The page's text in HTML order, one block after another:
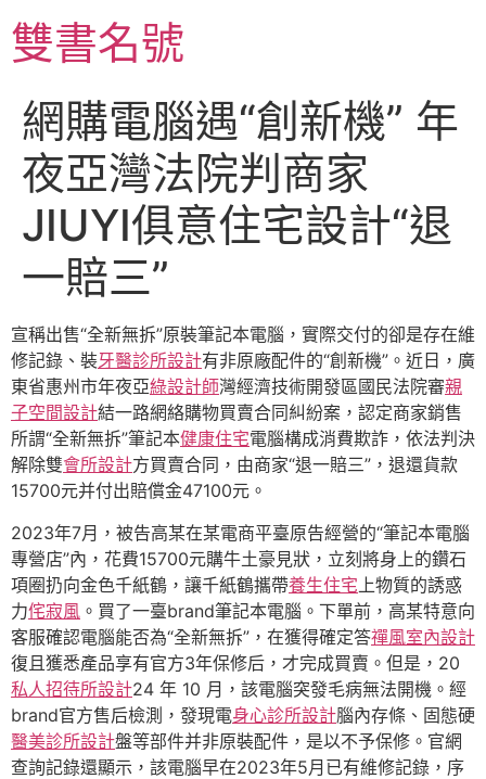
至
主雙書名號
網購電腦遇“創新機” 年
夜亞灣法院判商家
JIUYI俱意住宅設計“退
一賠三”
宣稱出售“全新無拆”原裝筆記本電腦，實際交付的卻是存在維
修記錄、裝牙醫診所設計有非原廠配件的“創新機”。近日，廣
東省惠州市年夜亞綠設計師灣經濟技術開發區國民法院審親
子空間設計結一路網絡購物買賣合同糾紛案，認定商家銷售
所謂“全新無拆”筆記本健康住宅電腦構成消費欺詐，依法判決
解除雙會所設計方買賣合同，由商家“退一賠三”，退還貨款
15700元并付出賠償金47100元。
2023年7月，被告高某在某電商平臺原告經營的“筆記本電腦
專營店”內，花費15700元購牛土豪見狀，立刻將身上的鑽石
項圈扔向金色千紙鶴，讓千紙鶴攜帶養生住宅上物質的誘惑
力侘寂風 。買了一臺brand筆記本電腦。下單前，高某特意向
客服確認電腦能否為“全新無拆”，在獲得確定答禪風室內設計
復且獲悉產品享有官方3年保修后，才完成買賣。但是，20
私人招待所設計24 年 10 月，該電腦突發毛病無法開機。經
brand官方售后檢測，發現電身心診所設計腦內存條、固態硬
醫美診所設計盤等部件并非原裝配件，是以不予保修。官網
查詢記錄還顯示，該電腦早在2023年5月已有維修記錄，序